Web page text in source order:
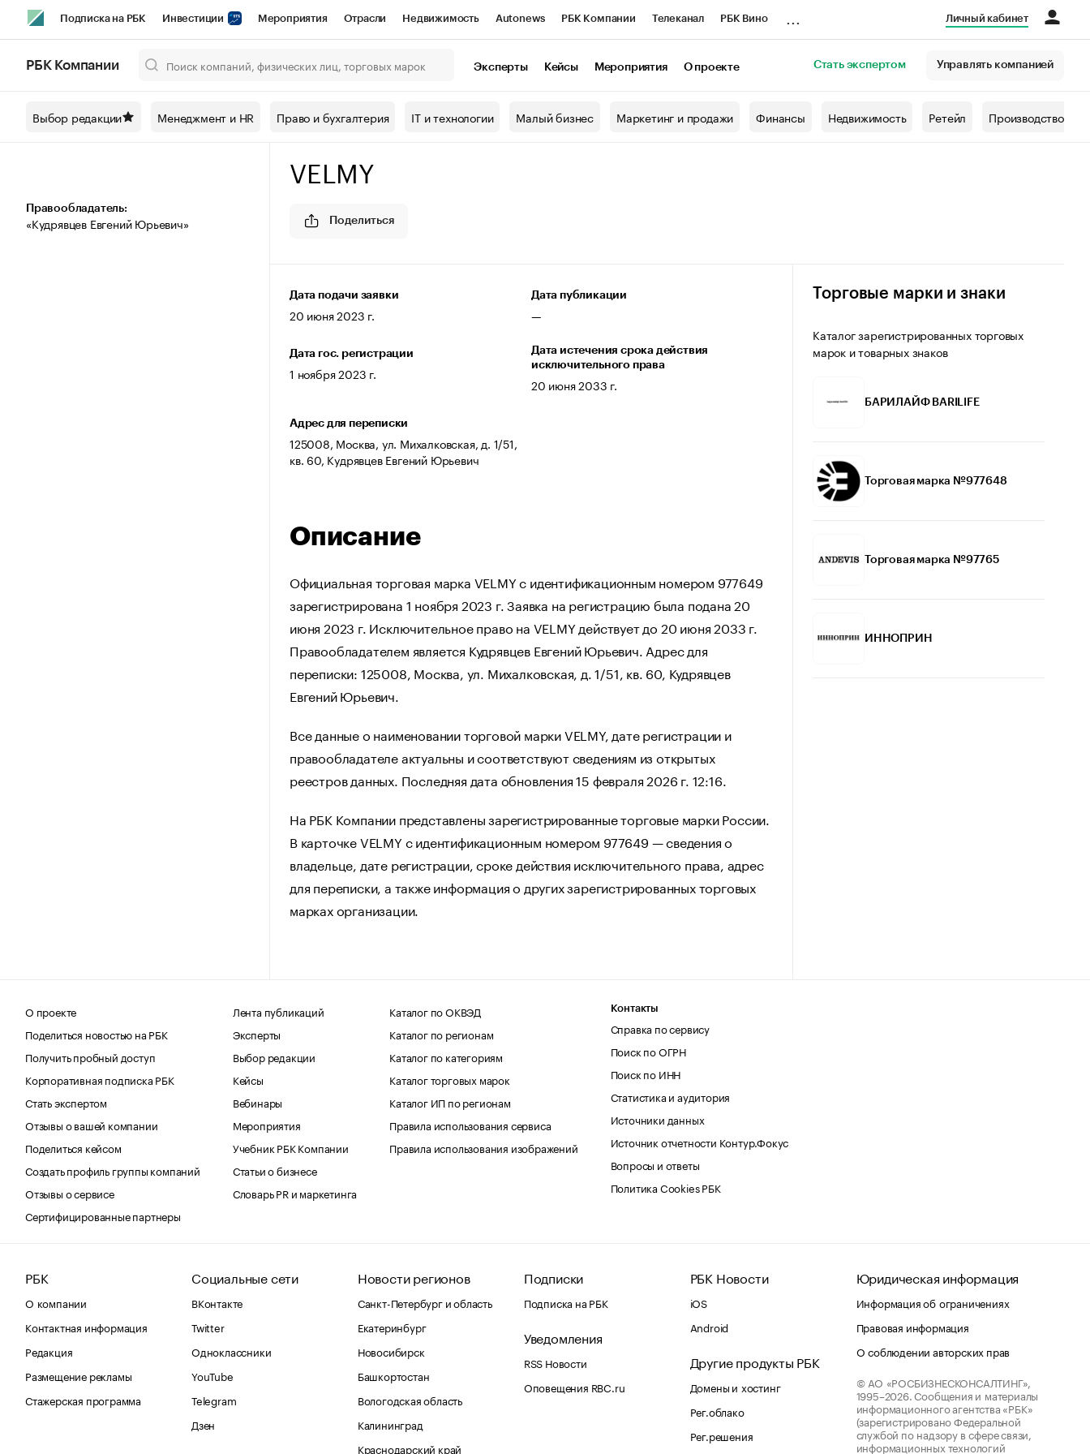
Подписка на РБК Инвестиции Мероприятия Отрасли Недвижимость Autonews РБК Компании Телеканал РБК Вино
Спецпроекты СПб Конференции СПб Спецпроекты Проверка контрагентов
Рынок наличной валюты
Личный кабинет
РБК Компании Эксперты Кейсы Мероприятия О проекте Стать экспертом Управлять компанией
Выбор редакции Менеджмент и HR Право и бухгалтерия IT и технологии Малый бизнес Маркетинг и продажи Финансы Недвижимость Ретейл Производство
Правообладатель:
«Кудрявцев Евгений Юрьевич»
VELMY
Поделиться
Дата подачи заявки
20 июня 2023 г.
Дата публикации
—
Дата гос. регистрации
1 ноября 2023 г.
Дата истечения срока действия
исключительного права
20 июня 2033 г.
Адрес для переписки
125008, Москва, ул. Михалковская, д. 1/51,
кв. 60, Кудрявцев Евгений Юрьевич
Описание
Официальная торговая марка VELMY с идентификационным номером 977649
зарегистрирована 1 ноября 2023 г. Заявка на регистрацию была подана 20
июня 2023 г. Исключительное право на VELMY действует до 20 июня 2033 г.
Правообладателем является Кудрявцев Евгений Юрьевич. Адрес для
переписки: 125008, Москва, ул. Михалковская, д. 1/51, кв. 60, Кудрявцев
Евгений Юрьевич.
Все данные о наименовании торговой марки VELMY, дате регистрации и
правообладателе актуальны и соответствуют сведениям из открытых
реестров данных. Последняя дата обновления 15 февраля 2026 г. 12:16.
На РБК Компании представлены зарегистрированные торговые марки России.
В карточке VELMY с идентификационным номером 977649 — сведения о
владельце, дате регистрации, сроке действия исключительного права, адрес
для переписки, а также информация о других зарегистрированных торговых
марках организации.
Торговые марки и знаки
Каталог зарегистрированных торговых
марок и товарных знаков
БАРИЛАЙФ BARILIFE
Торговая марка №977648
Торговая марка №97765
ИННОПРИН
О проекте
Поделиться новостью на РБК
Получить пробный доступ
Корпоративная подписка РБК
Стать экспертом
Отзывы о вашей компании
Поделиться кейсом
Создать профиль группы компаний
Отзывы о сервисе
Сертифицированные партнеры
Лента публикаций
Эксперты
Выбор редакции
Кейсы
Вебинары
Мероприятия
Учебник РБК Компании
Статьи о бизнесе
Словарь PR и маркетинга
Каталог по ОКВЭД
Каталог по регионам
Каталог по категориям
Каталог торговых марок
Каталог ИП по регионам
Правила использования сервиса
Правила использования изображений
Контакты
Справка по сервису
Поиск по ОГРН
Поиск по ИНН
Статистика и аудитория
Источники данных
Источник отчетности Контур.Фокус
Вопросы и ответы
Политика Cookies РБК
РБК
О компании
Контактная информация
Редакция
Размещение рекламы
Стажерская программа
Социальные сети
ВКонтакте
Twitter
Одноклассники
YouTube
Telegram
Дзен
Новости регионов
Санкт-Петербург и область
Екатеринбург
Новосибирск
Башкортостан
Вологодская область
Калининград
Краснодарский край
Подписки
Подписка на РБК
Уведомления
RSS Новости
Оповещения RBC.ru
РБК Новости
iOS
Android
Другие продукты РБК
Домены и хостинг
Рег.облако
Рег.решения
Юридическая информация
Информация об ограничениях
Правовая информация
О соблюдении авторских прав
© АО «РОСБИЗНЕСКОНСАЛТИНГ»,
1995–2026. Сообщения и материалы
информационного агентства «РБК»
(зарегистрировано Федеральной
службой по надзору в сфере связи,
информационных технологий